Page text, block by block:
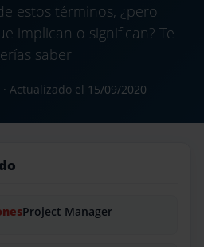
estos términos, ¿pero
implican o significan? Te
saber
· Actualizado el 15/09/2020
Project Manager